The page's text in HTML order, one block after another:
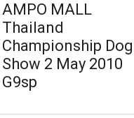
AMPO MALL
Thailand
Championship Dog
Show 2 May 2010
G9sp